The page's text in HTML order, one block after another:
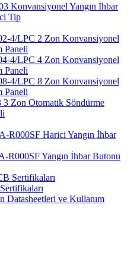
Konvansiyonel Yangın İhbar
Tip
4/LPC 2 Zon Konvansiyonel
Paneli
4/LPC 4 Zon Konvansiyonel
Paneli
4/LPC 8 Zon Konvansiyonel
Paneli
3 Zon Otomatik Söndürme
R000SF Harici Yangın İhbar
R000SF Yangın İhbar Butonu
Sertifikaları
Datasheetleri ve Kullanım